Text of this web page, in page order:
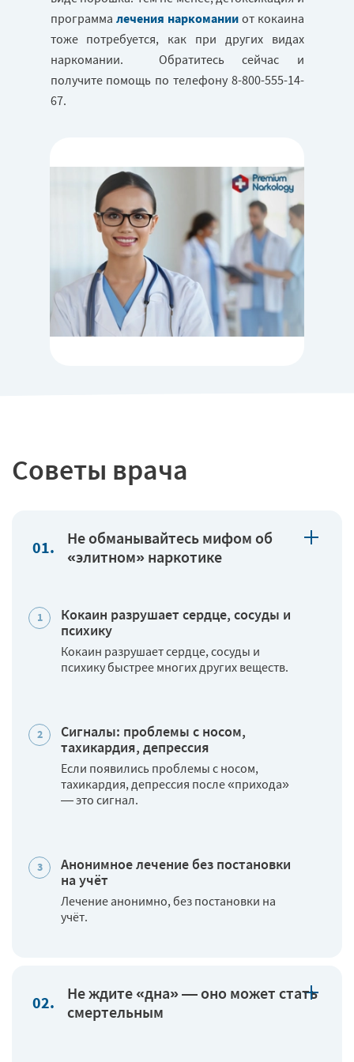
программа лечения наркоманииот кокаина
тоже потребуется, как при других видах
наркомании. Обратитесь сейчас и
получите помощь по телефону 8-800-555-14-
67.
Советы врача
Не обманывайтесь мифом об
«элитном» наркотике
Кокаин разрушает сердце, сосуды и
психику
Кокаин разрушает сердце, сосуды и
психику быстрее многих других веществ.
Сигналы: проблемы с носом,
тахикардия, депрессия
Если появились проблемы с носом,
тахикардия, депрессия после «прихода»
— это сигнал.
Анонимное лечение без постановки
на учёт
Лечение анонимно, без постановки на
учёт.
Не ждите «дна» — оно может стать
смертельным